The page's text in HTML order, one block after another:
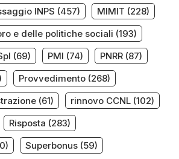
INPS (457) MIMIT (228)
e delle politiche sociali (193)
(69) PMI (74) PNRR (87)
Provvedimento (268)
(61) rinnovo CCNL (102)
Risposta (283)
Superbonus (59)